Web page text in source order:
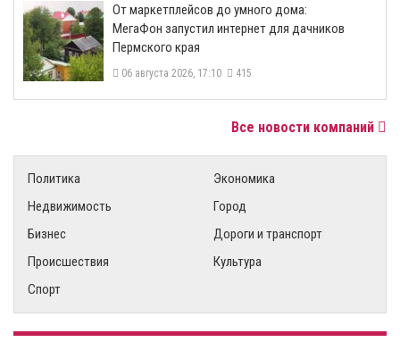
От маркетплейсов до умного дома:
МегаФон запустил интернет для дачников
Пермского края
06 августа 2026, 17:10 415
Все новости компаний
Политика
Экономика
Недвижимость
Город
Бизнес
Дороги и транспорт
Происшествия
Культура
Спорт